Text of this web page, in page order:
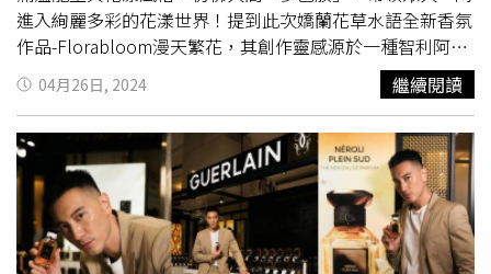
挑選條紋設計與香氣蓋印，打造專屬氣味明信片，每日限量
贈送。珍釀夏日 香氛車巡遊｜全台唯一1:1義式香氛車現身
於指定日消費可獲贈義式冰棒一支，活動期間限定、數量有
限！Acqua di Parma義式香氛車快閃全台巡遊，結合香氛體
驗與夏日驚喜。（圖／黃筱婷攝）活動時間：微風信義 2F
專櫃手印香氛明信片活動 專櫃：7/1-7/31珍釀夏日 海島巡
遊香氛車 二樓手扶梯左手邊 7/5-6、7/12-13 凡消費即可免
費獲得限量冰棒乙支。手印香氛明信片活動 專櫃 凡臨櫃試
香即可免費享有，每日數量有限，送完為止。誠品480 1F專
櫃： 6/9-6/30珍釀夏日 海島巡遊香氛車 一樓右方入口
GARDEN世界花園 繁花蜜境」，跟著蜜蜂足跡探索三大花
園蜜境並集滿4個蜜蜂印章，即可兌換「嬌蘭明星4件禮」，
指定場次完成蜜蜂足跡打卡再享「隨身花袋禮」。（圖／品
牌提供）現場購買花草水語香氛除了能享有首次限定推出的
客製化繫繩服務，再加贈「法式繁花香氛領巾」喔。（圖／
品牌提供）
進入絢麗多彩的花漾世界！提到此次嬌蘭花草水語全新香氛
作品-Florabloom漫天繁花，其創作靈感源於一種智利阿他
加馬沙漠(Atacama Desert)中極為罕見的自然現象-「沙漠花
海 繁花綻放Superbloom」，指的是在乾旱地區經過一段時
間的強降雨過後，乾枯的土地會披上一層數以千計的花朵絨
毯，將沙漠幻化為令人屏息的片刻花園；而這個百花齊放的
夢幻景緻，也正如同由選秀節目出道的Ozone，經過層層試
煉、過關斬將，最終站上出道舞台，為台灣演藝圈乾涸已久
的偶像團體市場，注入新生命與新話題！呼應「花草水語
漫天繁花香氛」所傳達的意念，Ozone六個團員也各自以不
04月26日, 2024 繼續閱讀